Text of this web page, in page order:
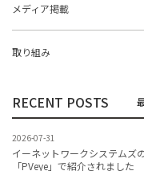
メディア掲載
取り組み
RECENT POSTS
2026-07-31
イーネットワークシステムズ
「PVeye」で紹介されました